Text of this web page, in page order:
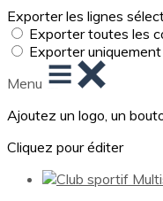
Exporter les lignes
Exporter toutes les
Exporter
Menu
Ajoutez un logo, un
Cliquez pour éditer